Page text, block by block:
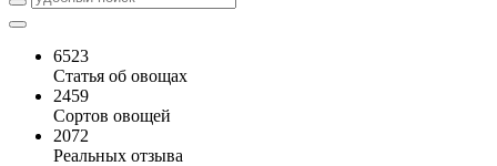
6523
Статья об овощах
2459
Сортов овощей
2072
Реальных отзыва